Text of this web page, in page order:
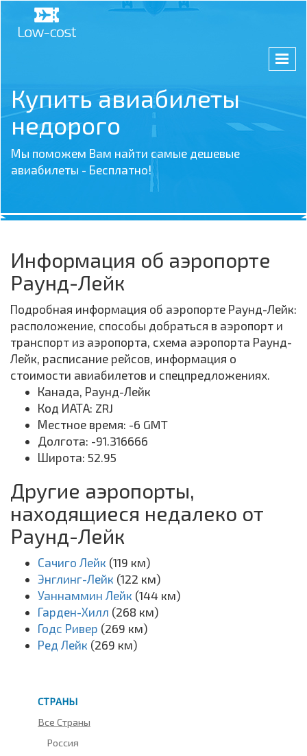
Купить авиабилеты
недорого
Мы поможем Вам найти самые дешевые
авиабилеты - Бесплатно!
Информация об аэропорте
Раунд-Лейк
Подробная информация об аэропорте Раунд-Лейк:
расположение, способы добраться в аэропорт и
транспорт из аэропорта, схема аэропорта Раунд-
Лейк, расписание рейсов, информация о
стоимости авиабилетов и спецпредложениях.
Канада, Раунд-Лейк
Код ИАТА: ZRJ
Местное время: -6 GMT
Долгота: -91.316666
Широта: 52.95
Другие аэропорты,
находящиеся недалеко от
Раунд-Лейк
Сачиго Лейк (119 км)
Энглинг-Лейк (122 км)
Уаннаммин Лейк (144 км)
Гарден-Хилл (268 км)
Годс Ривер (269 км)
Ред Лейк (269 км)
СТРАНЫ
Все Страны
Россия